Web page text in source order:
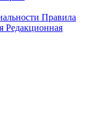
Правила
Редакционная